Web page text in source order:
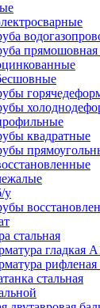
квадратные
у
стальная
гладкая
стальная